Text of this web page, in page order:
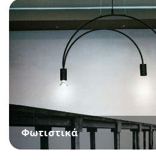
Φωτιστικά